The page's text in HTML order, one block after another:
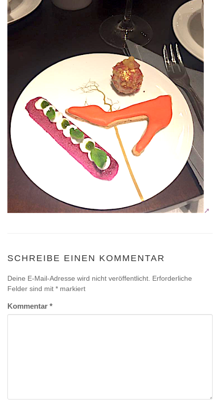
SCHREIBE EINEN KOMMENTAR
Deine E-Mail-Adresse wird nicht veröffentlicht. Erforderliche
Felder sind mit * markiert
Kommentar *